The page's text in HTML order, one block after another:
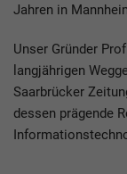
Jahren in
Unser Gründer
langjährigen
Saarbrücker
dessen prägende